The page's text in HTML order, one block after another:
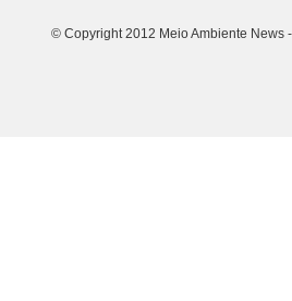
© Copyright 2012 Meio Ambiente News